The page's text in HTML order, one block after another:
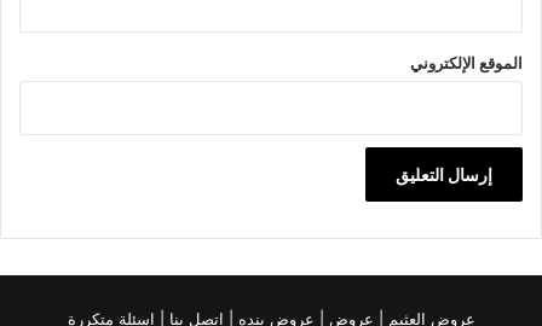
الموقع الإلكتروني
عروض العثيم عروض عروض بنده | اتصل بنا | اسئلة متكررة